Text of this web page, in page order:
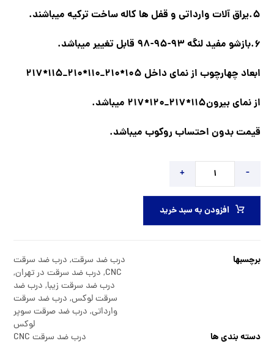
5.یراق آلات وارداتی و قفل ها کاله ساخت ترکیه میباشند.
6.بازشو مفید لنگه 93-95-98 قابل تغییر میباشد.
ابعاد چهارچوب از نمای داخل 105*210_110*210_115*217
از نمای بیرون115*217_120*217 میباشد.
قیمت بدون احتساب روکوب میباشد.
-
+
افزودن به سبد خرید
برچسبها درب ضد سرقت, درب ضد سرقت
CNC
, درب ضد سرقت در تهران,
درب ضد سرقت زیبا, درب ضد
سرقت لوکس, درب ضد سرقت
وارداتی, درب ضد صرقت سوپر
لوکس
دسته بندی ها
درب ضد سرقت CNC